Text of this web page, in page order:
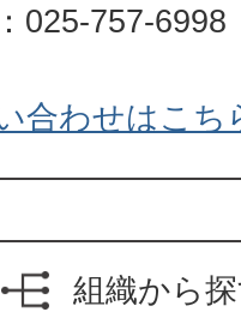
025-757-6998
合わせはこち
組織から